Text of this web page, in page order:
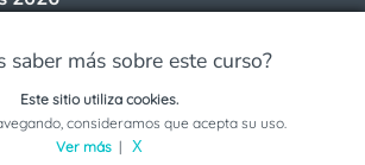
saber más sobre este curso?
sobre este programa
en México
Este sitio utiliza cookies.
consideramos que acepta su uso.
Ver más| X